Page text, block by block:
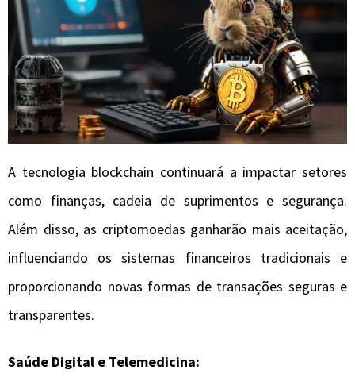
A tecnologia blockchain continuará a impactar setores
como finanças, cadeia de suprimentos e segurança.
Além disso, as criptomoedas ganharão mais aceitação,
influenciando os sistemas financeiros tradicionais e
proporcionando novas formas de transações seguras e
transparentes.
Saúde Digital e Telemedicina: